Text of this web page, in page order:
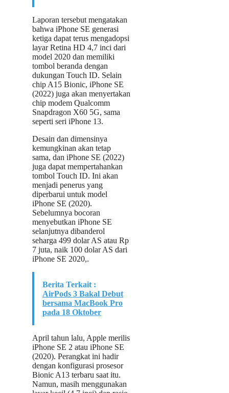
Laporan tersebut mengatakan
bahwa iPhone SE generasi
ketiga dapat terus mengadopsi
layar Retina HD 4,7 inci dari
model 2020 dan memiliki
tombol beranda dengan
dukungan Touch ID. Selain
chip A15 Bionic, iPhone SE
(2022) juga akan menyertakan
chip modem Qualcomm
Snapdragon X60 5G, sama
seperti seri iPhone 13.
Desain dan dimensinya
kemungkinan akan tetap
sama, dan iPhone SE (2022)
juga dapat mempertahankan
tombol Touch ID. Ini akan
menjadi penerus yang
diperbarui untuk model
iPhone SE (2020).
Sebelumnya bocoran
menyebutkan iPhone SE
selanjutnya dibanderol
seharga 499 dolar AS atau Rp
7 juta, naik 100 dolar AS dari
iPhone SE 2020,.
Berita Terkait :
AirPods 3 Bakal Debut
bersama MacBook Pro
pada 18 Oktober
April tahun lalu, Apple merilis
iPhone SE 2 atau iPhone SE
(2020). Perangkat ini hadir
dengan konfigurasi prosesor
Bionic A13 terbaru saat itu.
Namun, masih menggunakan